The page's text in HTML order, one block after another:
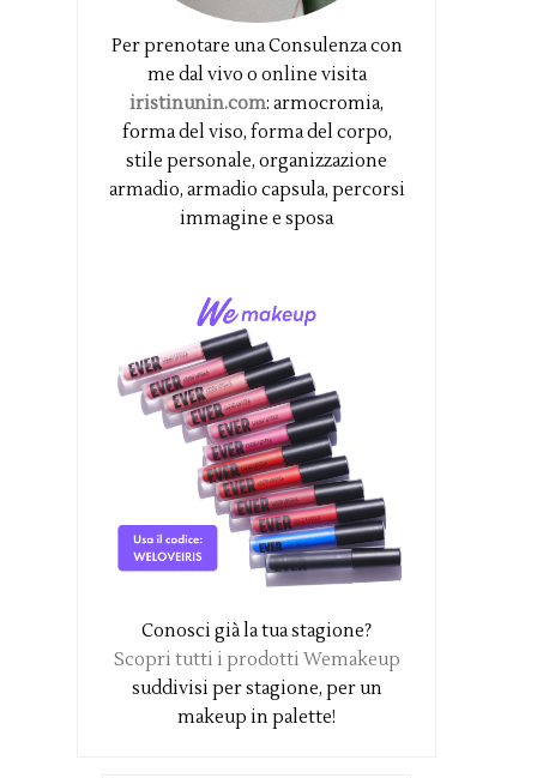
Per prenotare una Consulenza con
me dal vivo o online visita
iristinunin.com: armocromia,
forma del viso, forma del corpo,
stile personale, organizzazione
armadio, armadio capsula, percorsi
immagine e sposa
Conosci già la tua stagione?
Scopri tutti i prodotti Wemakeup
suddivisi per stagione, per un
makeup in palette!